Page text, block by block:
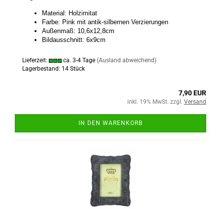
Material: Holzimitat
Farbe: Pink mit antik-silbernen Verzierungen
Außenmaß: 10,6x12,8cm
Bildausschnitt: 6x9cm
Lieferzeit: ca. 3-4 Tage (Ausland abweichend)
Lagerbestand: 14 Stück
7,90 EUR
inkl. 19% MwSt. zzgl. Versand
IN DEN WARENKORB